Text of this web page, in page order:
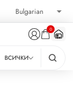
0
ВСИЧКИ